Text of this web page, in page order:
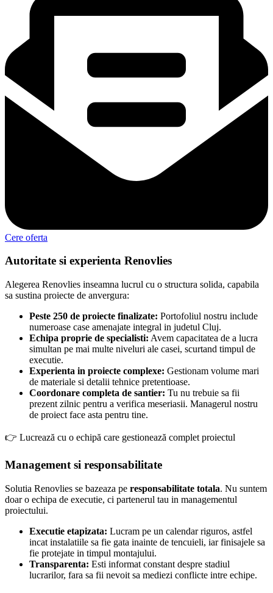
Cere oferta
Autoritate si experienta Renovlies
Alegerea Renovlies inseamna lucrul cu o structura solida, capabila
sa sustina proiecte de anvergura:
Peste 250 de proiecte finalizate: Portofoliul nostru include
numeroase case amenajate integral in judetul Cluj.
Echipa proprie de specialisti: Avem capacitatea de a lucra
simultan pe mai multe niveluri ale casei, scurtand timpul de
executie.
Experienta in proiecte complexe: Gestionam volume mari
de materiale si detalii tehnice pretentioase.
Coordonare completa de santier: Tu nu trebuie sa fii
prezent zilnic pentru a verifica meseriasii. Managerul nostru
de proiect face asta pentru tine.
👉 Lucrează cu o echipă care gestionează complet proiectul
Management si responsabilitate
Solutia Renovlies se bazeaza pe responsabilitate totala. Nu suntem
doar o echipa de executie, ci partenerul tau in managementul
proiectului.
Executie etapizata: Lucram pe un calendar riguros, astfel
incat instalatiile sa fie gata inainte de tencuieli, iar finisajele sa
fie protejate in timpul montajului.
Transparenta: Esti informat constant despre stadiul
lucrarilor, fara sa fii nevoit sa mediezi conflicte intre echipe.